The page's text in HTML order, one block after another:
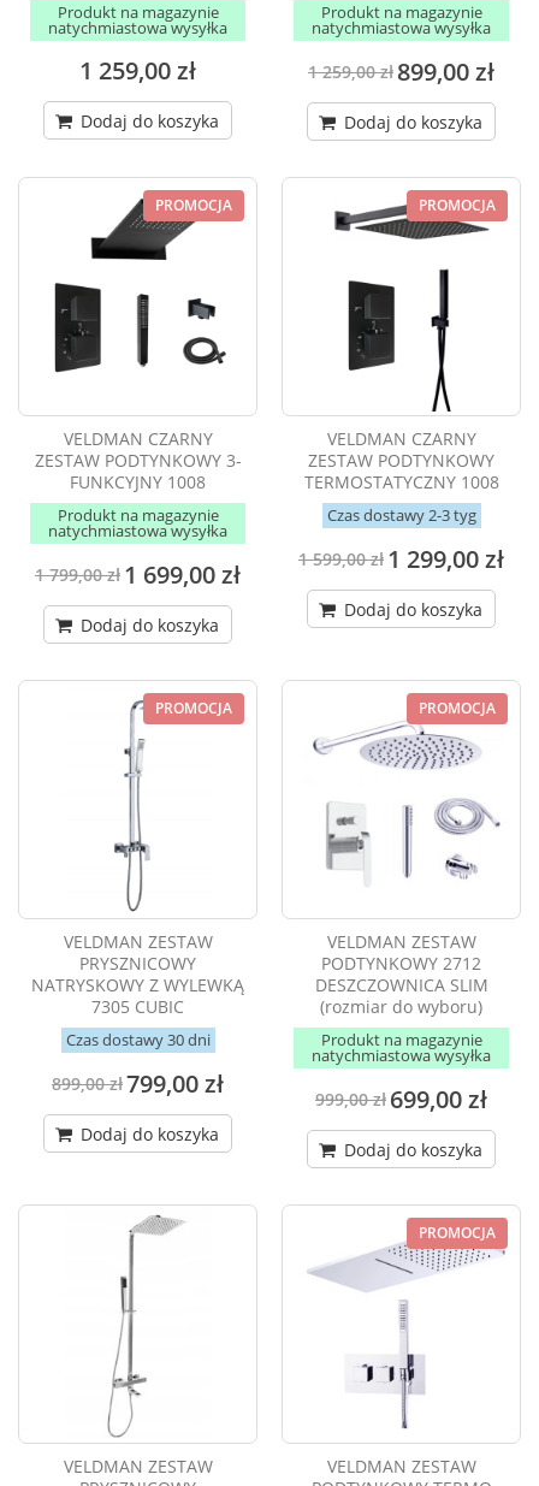
Produkt na magazynie
natychmiastowa wysyłka
1 259,00 zł
Dodaj do koszyka
Produkt na magazynie
natychmiastowa wysyłka
1 259,00 zł 899,00 zł
Dodaj do koszyka
PROMOCJA
VELDMAN CZARNY
ZESTAW PODTYNKOWY 3-
FUNKCYJNY 1008
Produkt na magazynie
natychmiastowa wysyłka
1 799,00 zł 1 699,00 zł
Dodaj do koszyka
PROMOCJA
VELDMAN CZARNY
ZESTAW PODTYNKOWY
TERMOSTATYCZNY 1008
Czas dostawy 2-3 tyg
1 599,00 zł 1 299,00 zł
Dodaj do koszyka
PROMOCJA
VELDMAN ZESTAW
PRYSZNICOWY
NATRYSKOWY Z WYLEWKĄ
7305 CUBIC
Czas dostawy 30 dni
899,00 zł799,00 zł
Dodaj do koszyka
PROMOCJA
VELDMAN ZESTAW
PODTYNKOWY 2712
DESZCZOWNICA SLIM
(rozmiar do wyboru)
Produkt na magazynie
natychmiastowa wysyłka
999,00 zł 699,00 zł
Dodaj do koszyka
VELDMAN ZESTAW
PROMOCJA
VELDMAN ZESTAW